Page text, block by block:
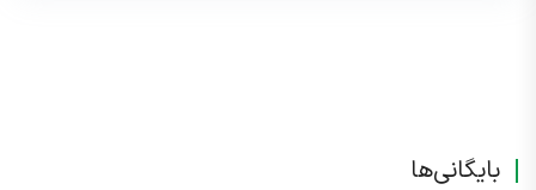
بایگانی‌ها